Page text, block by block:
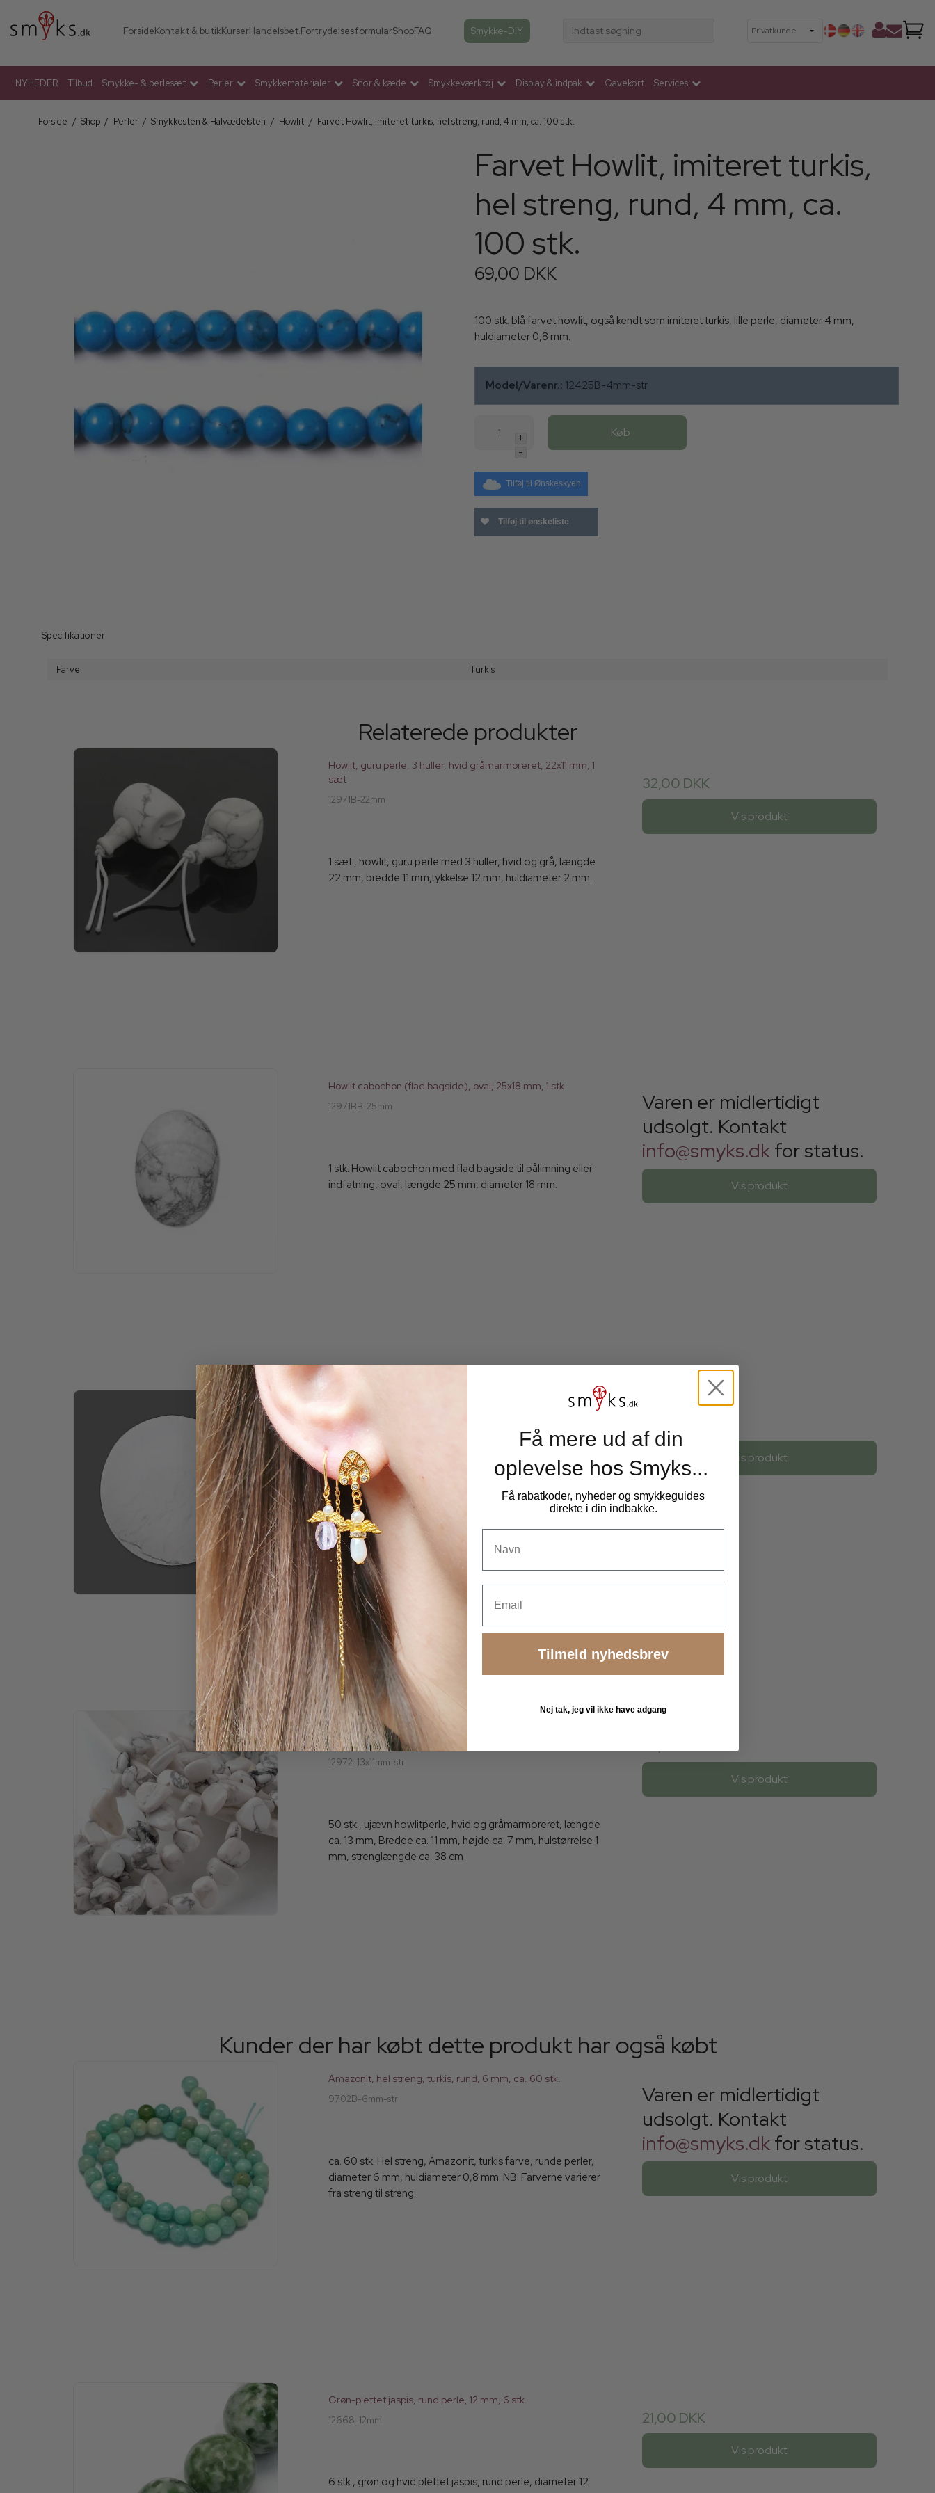
ForsideKontakt & butikKurserHandelsbet.FortrydelsesformularShopFAQ Smykke-DIY Indtast søgning
NYHEDER Tilbud Smykke- & perlesæt Perler Smykkematerialer Snor & kæde Smykkeværktøj Display & indpak Gavekort Services
Forside / Shop / Perler / Smykkesten & Halvædelsten / Howlit / Farvet Howlit, imiteret turkis, hel streng, rund, 4 mm, ca. 100 stk.
Farvet Howlit, imiteret turkis,
hel streng, rund, 4 mm, ca.
100 stk.
69,00 DKK
100 stk. blå farvet howlit, også kendt som imiteret turkis, lille perle, diameter 4 mm,
huldiameter 0,8 mm.
Model/Varenr.: 12425B-4mm-str
+
-
Køb
Tilføj til Ønskeskyen
Tilføj til ønskeliste
Specifikationer
Farve Turkis
Relaterede produkter
Howlit, guru perle, 3 huller, hvid gråmarmoreret, 22x11 mm, 1
sæt
12971B-22mm
1 sæt., howlit, guru perle med 3 huller, hvid og grå, længde
22 mm, bredde 11 mm,tykkelse 12 mm, huldiameter 2 mm.
32,00 DKK
Vis produkt
Howlit cabochon (flad bagside), oval, 25x18 mm, 1 stk
12971BB-25mm
1 stk. Howlit cabochon med flad bagside til pålimning eller
indfatning, oval, længde 25 mm, diameter 18 mm.
Varen er midlertidigt
udsolgt. Kontakt
info@smyks.dkfor status.
Vis produkt
Howlit cabochon (flad bagside), stor rund, 20 mm, 1 stk
12971B-20mm
1 stk. Howlit cabochon med flad bagside til pålimning eller
indfatning, rund, diameter 20 mm.
Vis produkt
Howlit, hel streng, nugget, ujævn perle, hvid-gråmarmoreret,
ca. 13x11x7 mm, 50 stk
12972-13x11mm-str
50 stk., ujævn howlitperle, hvid og gråmarmoreret, længde
ca. 13 mm, Bredde ca. 11 mm, højde ca. 7 mm, hulstørrelse 1
mm, strenglængde ca. 38 cm
Vis produkt
Kunder der har købt dette produkt har også købt
Amazonit, hel streng, turkis, rund, 6 mm, ca. 60 stk.
9702B-6mm-str
ca. 60 stk. Hel streng, Amazonit, turkis farve, runde perler,
diameter 6 mm, huldiameter 0,8 mm. NB: Farverne varierer
fra streng til streng.
Varen er midlertidigt
udsolgt. Kontakt
info@smyks.dkfor status.
Vis produkt
Grøn-plettet jaspis, rund perle, 12 mm, 6 stk.
12668-12mm
6 stk., grøn og hvid plettet jaspis, rund perle, diameter 12
21,00 DKK
Vis produkt
Få mere ud af din
oplevelse hos Smyks...
Få rabatkoder, nyheder og smykkeguides
direkte i din indbakke.
Tilmeld nyhedsbrev
Nej tak, jeg vil ikke have adgang